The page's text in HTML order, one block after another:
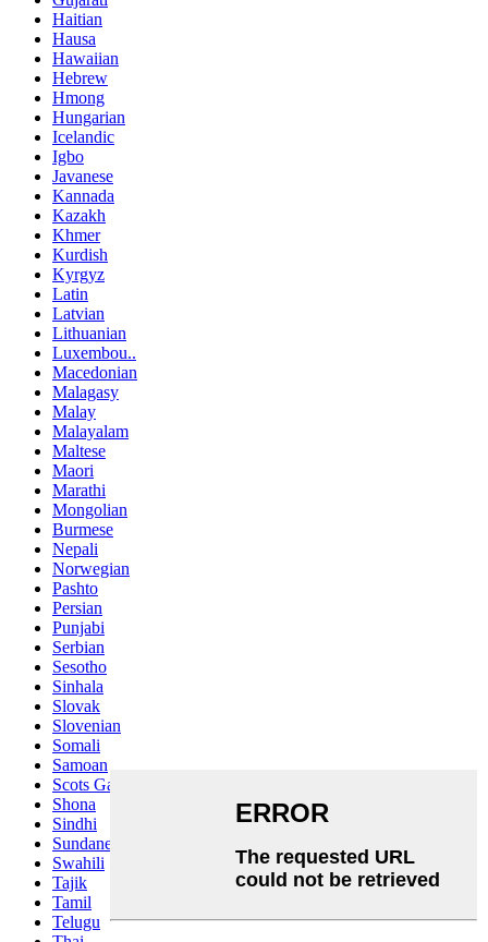
Haitian
Hausa
Hawaiian
Hebrew
Hmong
Hungarian
Icelandic
Igbo
Javanese
Kannada
Kazakh
Khmer
Kurdish
Kyrgyz
Latin
Latvian
Lithuanian
Luxembou..
Macedonian
Malagasy
Malay
Malayalam
Maltese
Maori
Marathi
Mongolian
Burmese
Nepali
Norwegian
Pashto
Persian
Punjabi
Serbian
Sesotho
Sinhala
Slovak
Slovenian
Somali
Samoan
Scots Gaelic
Shona
Sindhi
Sundanese
Swahili
Tajik
Tamil
Telugu